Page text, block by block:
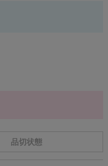
品切状態